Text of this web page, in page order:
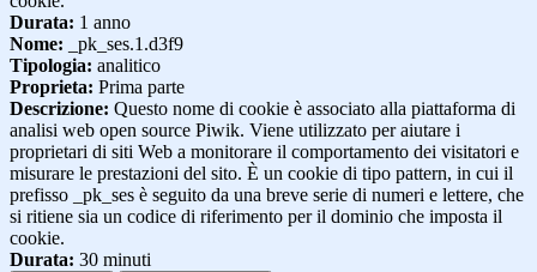
Durata: 1 anno
Nome: _pk_ses.1.d3f9
Tipologia: analitico
Proprieta: Prima parte
Descrizione: Questo nome di cookie è associato alla piattaforma di
analisi web open source Piwik. Viene utilizzato per aiutare i
proprietari di siti Web a monitorare il comportamento dei visitatori e
misurare le prestazioni del sito. È un cookie di tipo pattern, in cui il
prefisso _pk_ses è seguito da una breve serie di numeri e lettere, che
si ritiene sia un codice di riferimento per il dominio che imposta il
cookie.
Durata: 30 minuti